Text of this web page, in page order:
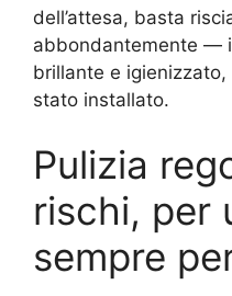
dell’attesa, basta
abbondantemente —
brillante e
stato installato.
Pulizia
rischi, per
sempre